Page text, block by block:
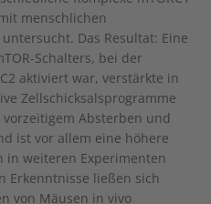
menschlichen
Das Resultat: Eine
Schalters, bei der
aktiviert war, verstärkte in
Zellschicksalsprogramme
Absterben und
ist vor allem eine höhere
in weiteren Experimenten
Erkenntnisse ließen sich
von Mäusen in vivo